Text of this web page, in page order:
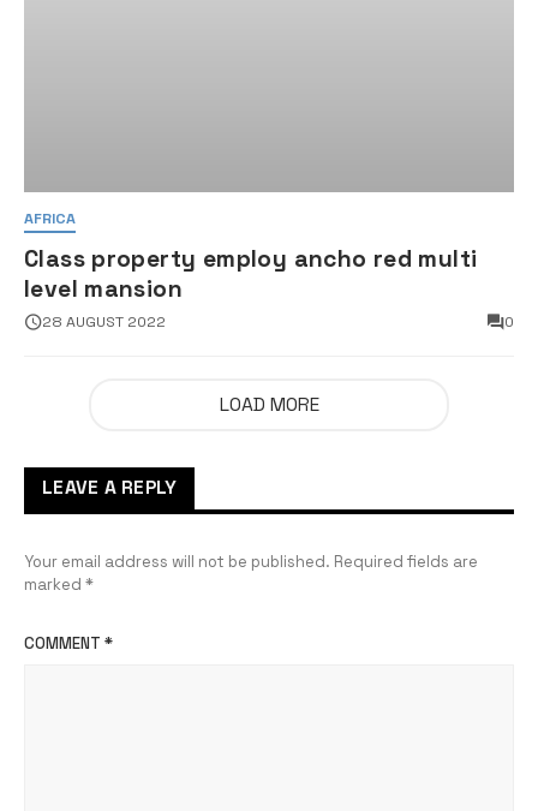
AFRICA
Class property employ ancho red multi
level mansion
28 AUGUST 2022 0
LOAD MORE
LEAVE A REPLY
Your email address will not be published. Required fields are
marked *
COMMENT *